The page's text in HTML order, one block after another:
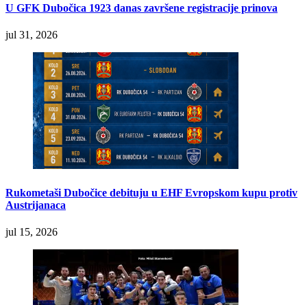
U GFK Dubočica 1923 danas završene registracije prinova
jul 31, 2026
Rukometaši Dubočice debituju u EHF Evropskom kupu protiv
Austrijanaca
jul 15, 2026